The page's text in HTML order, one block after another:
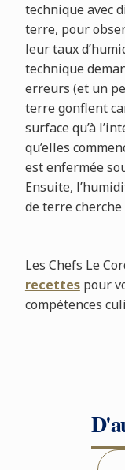
technique avec
terre, pour
leur taux
technique
erreurs (et un
terre gonflent
surface qu’à
qu’elles
est enfermée
Ensuite,
de terre cherche
Les Chefs Le
recettespour
compétences